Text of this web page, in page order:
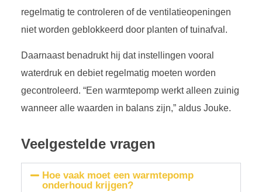
regelmatig te controleren of de ventilatieopeningen
niet worden geblokkeerd door planten of tuinafval.
Daarnaast benadrukt hij dat instellingen vooral
waterdruk en debiet regelmatig moeten worden
gecontroleerd. “Een warmtepomp werkt alleen zuinig
wanneer alle waarden in balans zijn,” aldus Jouke.
Veelgestelde vragen
Hoe vaak moet een warmtepomp
onderhoud krijgen?